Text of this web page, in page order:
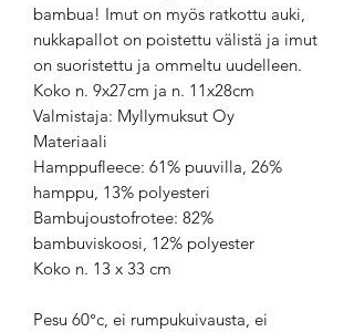
bambua! Imut on myös ratkottu auki,
nukkapallot on poistettu välistä ja imut
on suoristettu ja ommeltu uudelleen.
Koko n. 9x27cm ja n. 11x28cm
Valmistaja: Myllymuksut Oy
Materiaali
Hamppufleece: 61% puuvilla, 26%
hamppu, 13% polyesteri
Bambujoustofrotee: 82%
bambuviskoosi, 12% polyester
Koko n. 13 x 33 cm
Pesu 60°c, ei rumpukuivausta, ei